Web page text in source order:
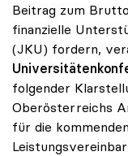
Beitrag zum
finanzielle
(JKU) fordern,
folgender
Oberösterreichs
für die